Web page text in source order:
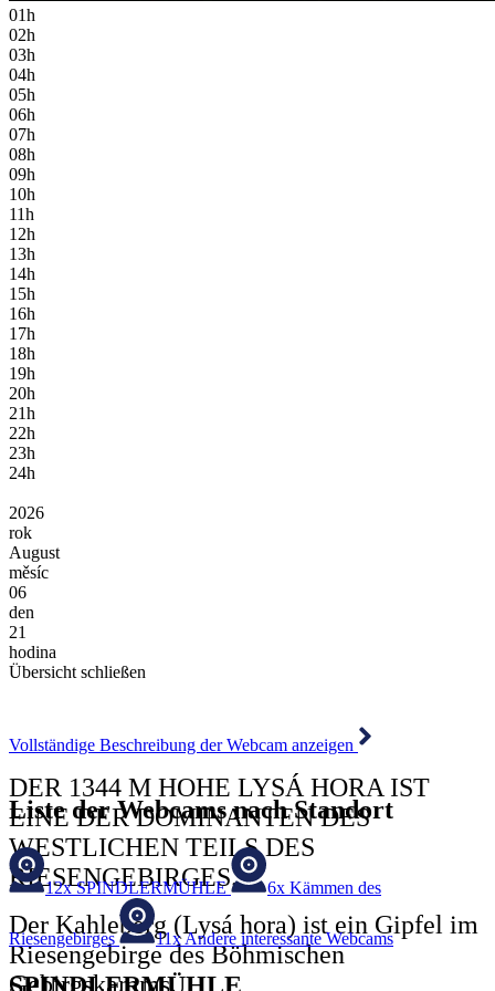
01h
02h
03h
04h
05h
06h
07h
08h
09h
10h
11h
12h
13h
14h
15h
16h
17h
18h
19h
20h
21h
22h
23h
24h
2026
rok
August
měsíc
06
den
21
hodina
Übersicht schließen
Vollständige Beschreibung der Webcam anzeigen
DER 1344 M HOHE LYSÁ HORA IST
EINE DER DOMINANTEN DES
WESTLICHEN TEILS DES
RIESENGEBIRGES.
Der Kahleberg (Lysá hora) ist ein Gipfel im
Riesengebirge des Böhmischen
Gebirgskamms.
Liste der Webcams nach Standort
12x SPINDLERMÜHLE 6x Kämmen des
Riesengebirges 11xAndere interessante Webcams
SPINDLERMÜHLE